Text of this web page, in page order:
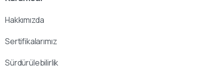
Hakkımızda
Sertifikalarımız
Sürdürülebilirlik